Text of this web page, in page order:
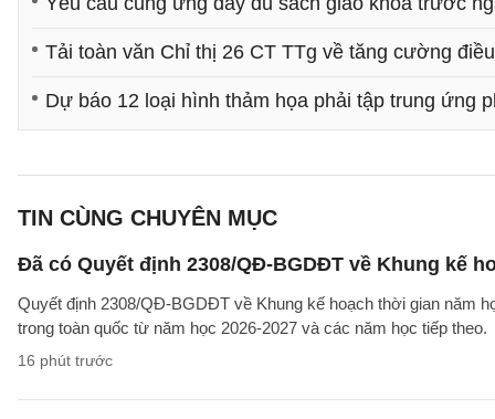
Tải toàn văn Chỉ thị 26 CT TTg về tăng cường
Dự báo 12 loại hình thảm họa phải tập trung ứng
TIN CÙNG CHUYÊN MỤC
Đã có Quyết định 2308/QĐ-BGDĐT về Khung kế
Quyết định 2308/QĐ-BGDĐT về Khung kế hoạch thời gian năm
trong toàn quốc từ năm học 2026-2027 và các năm học tiếp theo.
16 phút trước